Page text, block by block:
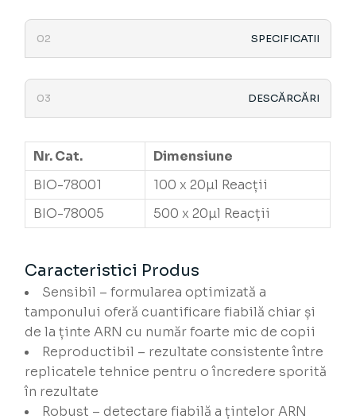
SPECIFICATII
DESCĂRCĂRI
Nr. Cat.
Dimensiune
BIO-78001
100 x 20µl Reacții
BIO-78005
500 x 20µl Reacții
Caracteristici Produs
Sensibil – formularea optimizată a
tamponului oferă cuantificare fiabilă chiar și
de la ținte ARN cu număr foarte mic de copii
Reproductibil – rezultate consistente între
replicatele tehnice pentru o încredere sporită
în rezultate
Robust – detectare fiabilă a țintelor ARN